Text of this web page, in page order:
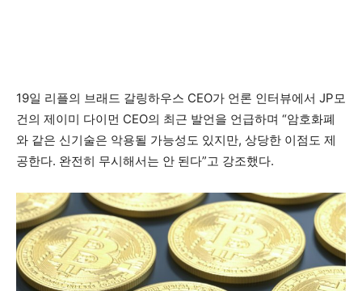
19일 리플의 브래드 갈링하우스 CEO가 언론 인터뷰에서 JP모
건의 제이미 다이먼 CEO의 최근 발언을 언급하며 “암호화폐
와 같은 신기술은 악용될 가능성도 있지만, 상당한 이점도 제
공한다. 완전히 무시해서는 안 된다”고 강조했다.